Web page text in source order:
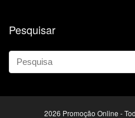
Pesquisar
2026 Promoção Online -